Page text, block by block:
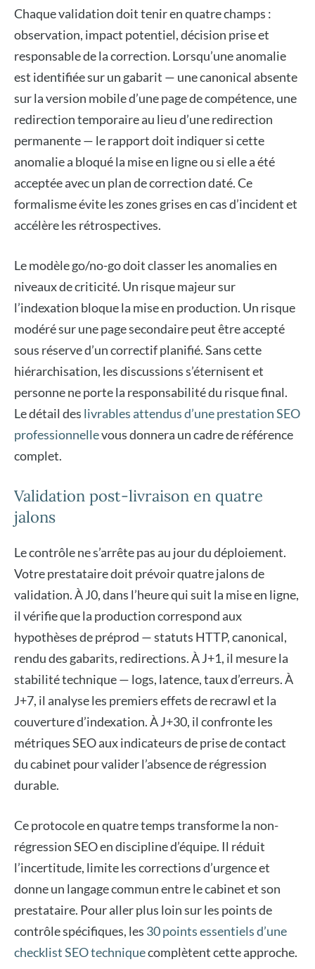
Chaque validation doit tenir en quatre champs :
observation, impact potentiel, décision prise et
responsable de la correction. Lorsqu’une anomalie
est identifiée sur un gabarit — une canonical absente
sur la version mobile d’une page de compétence, une
redirection temporaire au lieu d’une redirection
permanente — le rapport doit indiquer si cette
anomalie a bloqué la mise en ligne ou si elle a été
acceptée avec un plan de correction daté. Ce
formalisme évite les zones grises en cas d’incident et
accélère les rétrospectives.
Le modèle go/no-go doit classer les anomalies en
niveaux de criticité. Un risque majeur sur
l’indexation bloque la mise en production. Un risque
modéré sur une page secondaire peut être accepté
sous réserve d’un correctif planifié. Sans cette
hiérarchisation, les discussions s’éternisent et
personne ne porte la responsabilité du risque final.
Le détail des livrables attendus d’une prestation SEO
professionnellevous donnera un cadre de référence
complet.
Validation post-livraison en quatre
jalons
Le contrôle ne s’arrête pas au jour du déploiement.
Votre prestataire doit prévoir quatre jalons de
validation. À J0, dans l’heure qui suit la mise en ligne,
il vérifie que la production correspond aux
hypothèses de préprod — statuts HTTP, canonical,
rendu des gabarits, redirections. À J+1, il mesure la
stabilité technique — logs, latence, taux d’erreurs. À
J+7, il analyse les premiers effets de recrawl et la
couverture d’indexation. À J+30, il confronte les
métriques SEO aux indicateurs de prise de contact
du cabinet pour valider l’absence de régression
durable.
Ce protocole en quatre temps transforme la non-
régression SEO en discipline d’équipe. Il réduit
l’incertitude, limite les corrections d’urgence et
donne un langage commun entre le cabinet et son
prestataire. Pour aller plus loin sur les points de
contrôle spécifiques, les 30 points essentiels d’une
checklist SEO techniquecomplètent cette approche.